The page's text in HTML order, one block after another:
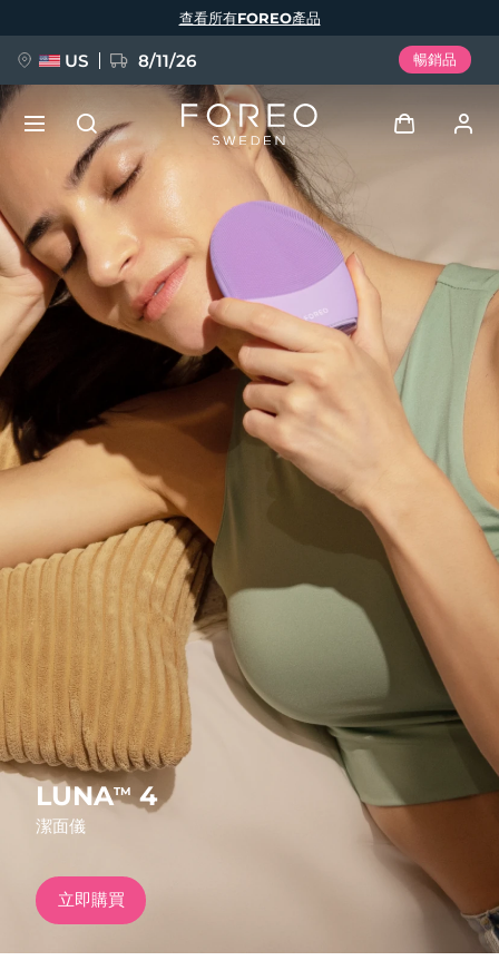
LUNATM4
潔面儀
立即購買
查看所有FOREO產品
US 8/11/26 暢銷品
用戶信息
我的設備
我的訂單
我的地址
我的訂閱
新品
FAQ™ Pure Beauty-Tech Elixir
BREAKING NEWS
issa™ Teeth Whitening Set
FAQ™ Dual LED Panel
熱門產品
特別優惠
紅光療法
語言
English Deutsch
Español
Français
Italiano
Português
Svenska
Русский
Türkçe
简体中文 繁體中文
發貨國家
美國 預計送達日期 11/8/26
英國 預計送達日期 10/8/26
西班牙 10/8/26
澳洲 預計送達日期 13/8/26
法國 預計送達日期
德國 預計送達日期
加拿大 預計送達日期 14/8/26